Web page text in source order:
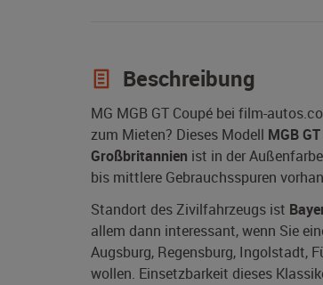
Beschreibung
MG MGB GT Coupé bei film-
zum Mieten? Dieses Modell MGB
Großbritannien ist in der
bis mittlere Gebrauchsspuren
Standort des Zivilfahrzeugs ist
allem dann interessant, wenn Sie
Augsburg, Regensburg, Ingolstadt,
wollen. Einsetzbarkeit dieses